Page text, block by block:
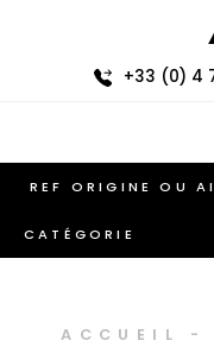
+33 (0) 4
CATÉGORIE
ACCUEIL -